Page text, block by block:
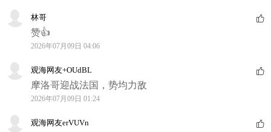
林哥
赞👍
2026年07月09日 04:06
观海网友+OUdBL
摩洛哥迎战法国，势均力敌
2026年07月09日 01:24
观海网友erVUVn